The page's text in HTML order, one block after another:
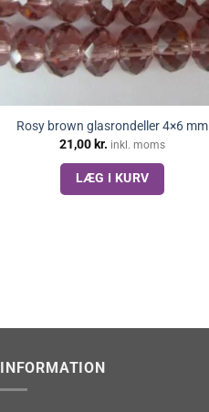
Rosy brown glasrondeller 4×6 mm
21,00 kr. inkl. moms
LÆG I KURV
INFORMATION